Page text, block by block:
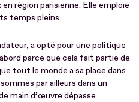
région parisienne. Elle emploie
temps pleins.
a opté pour une politique
parce que cela fait partie de
tout le monde a sa place dans
par ailleurs dans un
main d’œuvre dépasse